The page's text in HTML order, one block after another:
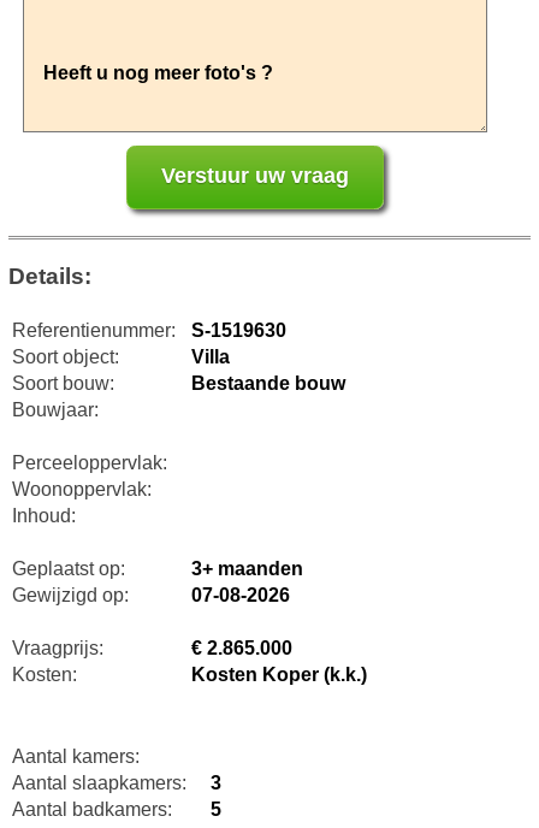
Details:
Referentienummer:
S-1519630
Soort object:
Villa
Soort bouw:
Bestaande bouw
Bouwjaar:
Perceeloppervlak:
Woonoppervlak:
Inhoud:
Geplaatst op:
3+ maanden
Gewijzigd op:
07-08-2026
Vraagprijs:
€ 2.865.000
Kosten:
Kosten Koper (k.k.)
Aantal kamers:
Aantal slaapkamers:
3
Aantal badkamers:
5